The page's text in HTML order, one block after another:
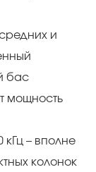
и
бас
мощность
кГц – вполне
колонок